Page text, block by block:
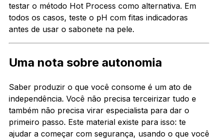
testar o método Hot Process como alternativa. Em
todos os casos, teste o pH com fitas indicadoras
antes de usar o sabonete na pele.
Uma nota sobre autonomia
Saber produzir o que você consome é um ato de
independência. Você não precisa terceirizar tudo e
também não precisa virar especialista para dar o
primeiro passo. Este material existe para isso: te
ajudar a começar com segurança, usando o que você